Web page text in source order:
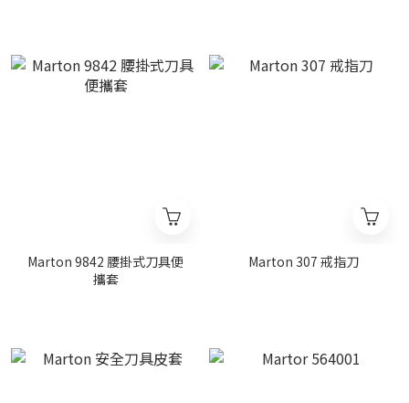
Marton 9842 腰掛式刀具便
攜套
Marton 307 戒指刀